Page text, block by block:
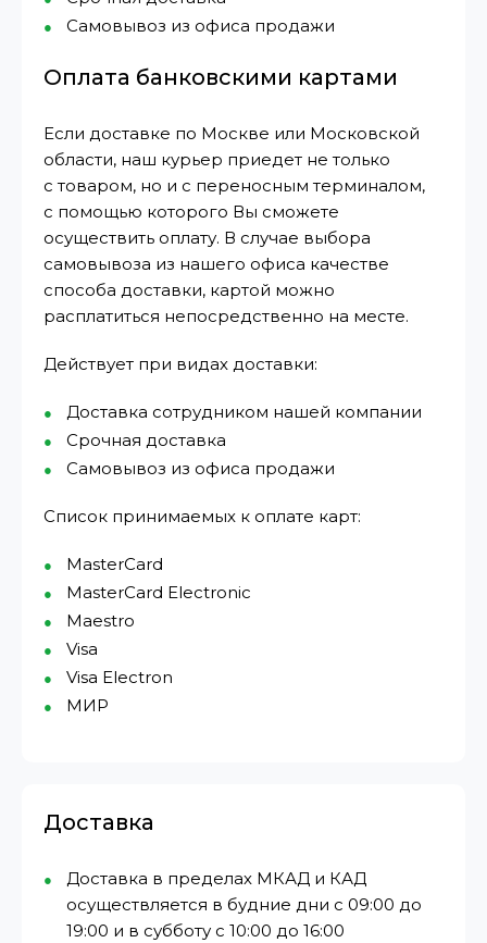
Самовывоз из офиса продажи
Оплата банковскими картами
Если доставке по Москве или Московской
области, наш курьер приедет не только
с товаром, но и с переносным терминалом,
с помощью которого Вы сможете
осуществить оплату. В случае выбора
самовывоза из нашего офиса качестве
способа доставки, картой можно
расплатиться непосредственно на месте.
Действует при видах доставки:
Доставка сотрудником нашей компании
Срочная доставка
Самовывоз из офиса продажи
Список принимаемых к оплате карт:
MasterCard
MasterCard Electronic
Maestro
Visa
Visa Electron
МИР⁠
Доставка
Доставка в пределах МКАД и КАД
осуществляется в будние дни с 09:00 до
19:00 и в субботу с 10:00 до 16:00